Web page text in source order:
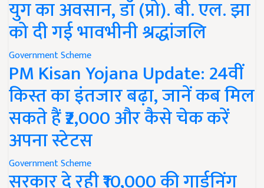
युग का अवसान, डॉ (प्रो). बी. एल. झा
को दी गई भावभीनी श्रद्धांजलि
Government Scheme
PM Kisan Yojana Update: 24वीं
किस्त का इंतजार बढ़ा, जानें कब मिल
सकते हैं ₹2,000 और कैसे चेक करें
अपना स्टेटस
Government Scheme
सरकार दे रही ₹10,000 की गार्डनिंग